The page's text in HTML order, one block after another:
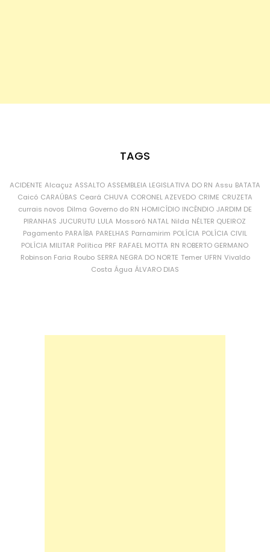
TAGS
ACIDENTE Alcaçuz ASSALTO ASSEMBLEIA LEGISLATIVA DO RN Assu BATATA
Caicó CARAÚBAS Ceará CHUVA CORONEL AZEVEDO CRIME CRUZETA
currais novos Dilma Governo do RN HOMICÍDIO INCÊNDIO JARDIM DE
PIRANHAS JUCURUTU LULA Mossoró NATAL Nilda NÉLTER QUEIROZ
Pagamento PARAÍBA PARELHAS Parnamirim POLÍCIA POLÍCIA CIVIL
POLÍCIA MILITAR Política PRF RAFAEL MOTTA RN ROBERTO GERMANO
Robinson Faria Roubo SERRA NEGRA DO NORTE Temer UFRN Vivaldo
Costa Água ÁLVARO DIAS